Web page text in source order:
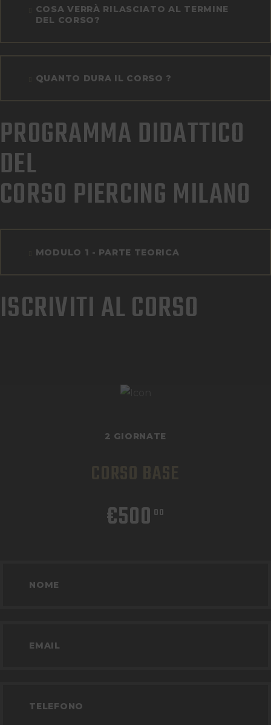
COSA VERRÀ RILASCIATO AL TERMINE
DEL CORSO?
QUANTO DURA IL CORSO ?
PROGRAMMA DIDATTICO
DEL
CORSO PIERCING MILANO
MODULO 1 - PARTE TEORICA
ISCRIVITI AL CORSO
2 GIORNATE
€500 00